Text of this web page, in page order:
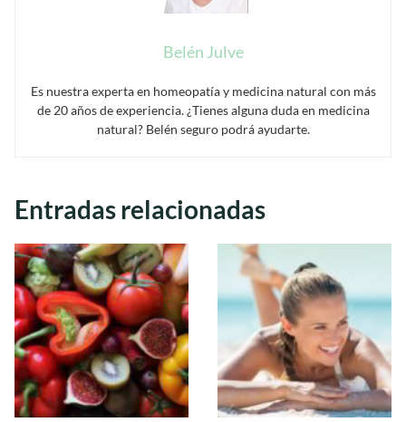
Belén Julve
Es nuestra experta en homeopatía y medicina natural con más
de 20 años de experiencia. ¿Tienes alguna duda en medicina
natural? Belén seguro podrá ayudarte.
Entradas relacionadas